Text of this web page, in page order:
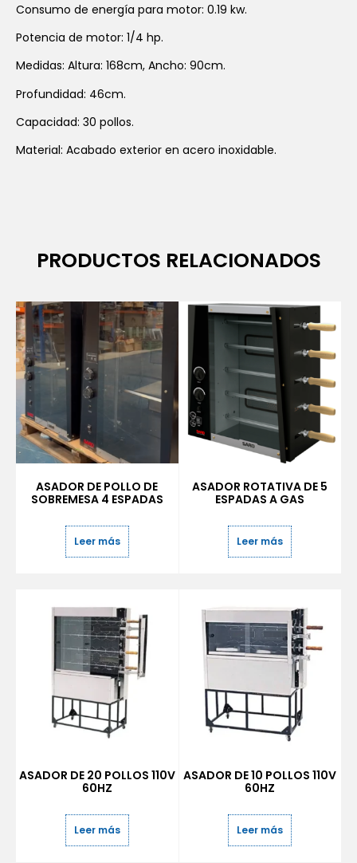
Consumo de energía para motor: 0.19 kw.
Potencia de motor: 1/4 hp.
Medidas: Altura: 168cm, Ancho: 90cm.
Profundidad: 46cm.
Capacidad: 30 pollos.
Material: Acabado exterior en acero inoxidable.
PRODUCTOS RELACIONADOS
ASADOR DE POLLO DE
SOBREMESA 4 ESPADAS
Leer más
ASADOR ROTATIVA DE 5
ESPADAS A GAS
Leer más
ASADOR DE 20 POLLOS 110V
60HZ
Leer más
ASADOR DE 10 POLLOS 110V
60HZ
Leer más